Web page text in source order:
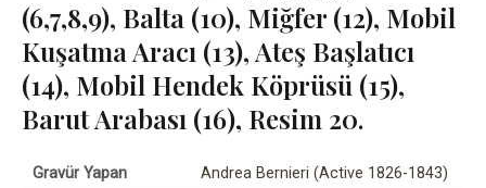
(6,7,8,9), Balta (10), Miğfer (12), Mobil
Kuşatma Aracı (13), Ateş Başlatıcı
(14), Mobil Hendek Köprüsü (15),
Barut Arabası (16), Resim 20.
Gravür Yapan Andrea Bernieri (Active 1826-1843)